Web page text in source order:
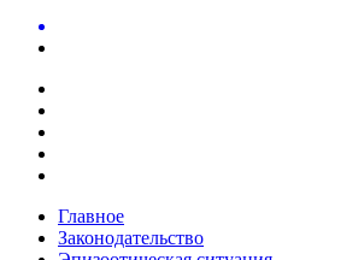
Главное
Законодательство